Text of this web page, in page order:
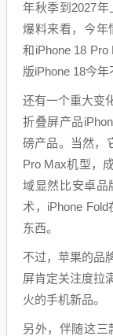
年秋季到2027
爆料来看，今年
和iPhone 18
版iPhone 18今年
还有一个重大变
折叠屏产品
磅产品。当然，
Pro Max机型，
域显然比安卓品
术，iPhone
东西。
不过，苹果的品
屏肯定关注度拉
火的手机新品。
另外，伴随这三